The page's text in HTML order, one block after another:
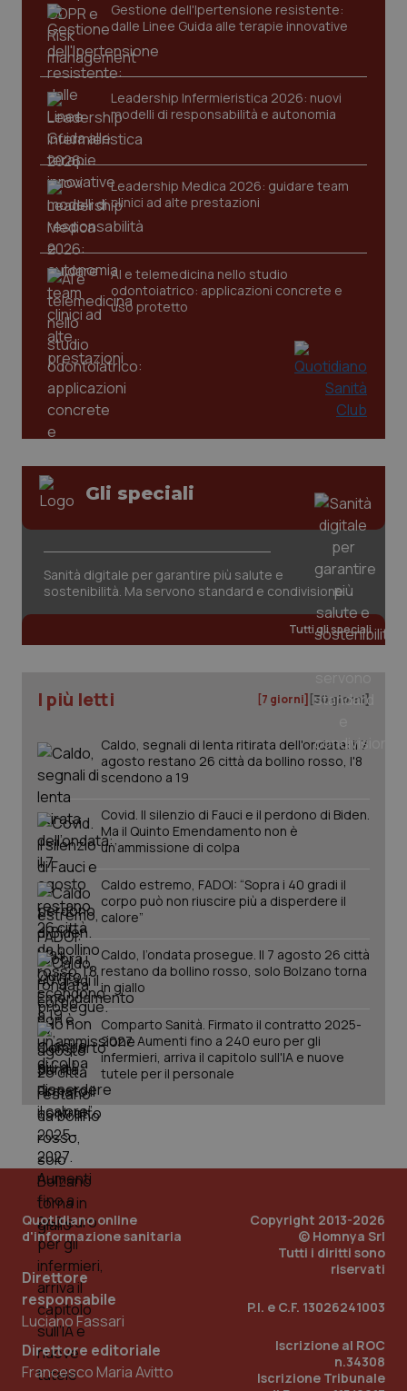
Gestione dell'Ipertensione resistente:
dalle Linee Guida alle terapie innovative
Leadership Infermieristica 2026: nuovi
modelli di responsabilità e autonomia
Leadership Medica 2026: guidare team
clinici ad alte prestazioni
AI e telemedicina nello studio
odontoiatrico: applicazioni concrete e
uso protetto
Gli speciali
Sanità digitale per garantire più salute e
sostenibilità. Ma servono standard e condivisione
Tutti gli speciali
I più letti [7 giorni] [30 giorni]
Caldo, segnali di lenta ritirata dell'ondata: il 7
agosto restano 26 città da bollino rosso, l'8
scendono a 19
Covid. Il silenzio di Fauci e il perdono di Biden.
Ma il Quinto Emendamento non è
un’ammissione di colpa
Caldo estremo, FADOI: “Sopra i 40 gradi il
corpo può non riuscire più a disperdere il
calore”
Caldo, l’ondata prosegue. Il 7 agosto 26 città
restano da bollino rosso, solo Bolzano torna
in giallo
Comparto Sanità. Firmato il contratto 2025-
2027. Aumenti fino a 240 euro per gli
infermieri, arriva il capitolo sull'IA e nuove
tutele per il personale
Quotidiano online
d'informazione sanitaria
Direttore
responsabile
Luciano Fassari
Direttore editoriale
Francesco Maria Avitto
Copyright 2013-2026
© Homnya Srl
Tutti i diritti sono
riservati
P.I. e C.F. 13026241003
Iscrizione al ROC
n.34308
Iscrizione Tribunale
CookieScriptConsent
CookieScript
www.quotidianosanita.it
tracking-enable
tracking-sites-ironfish-
session-id
www.quotidianosanita.it
.quotidianosanita.it
mese
PHPSESSID
_ga_KM60CM4NPH .quotidianosanita.it
1
mese